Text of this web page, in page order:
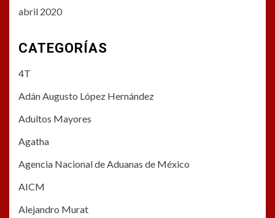
abril 2020
CATEGORÍAS
4T
Adán Augusto López Hernández
Adultos Mayores
Agatha
Agencia Nacional de Aduanas de México
AICM
Alejandro Murat